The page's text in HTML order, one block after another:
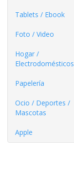
Tablets / Ebook
Foto / Video
Hogar /
Electrodomésticos
Papelería
Ocio / Deportes /
Mascotas
Apple